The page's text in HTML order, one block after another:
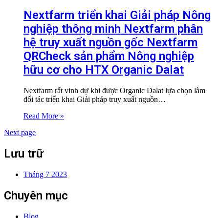
Nextfarm triển khai Giải pháp Nông
nghiệp thông minh Nextfarm phân
hệ truy xuất nguồn gốc Nextfarm
QRCheck sản phẩm Nông nghiệp
hữu cơ cho HTX Organic Dalat
Nextfarm rất vinh dự khi được Organic Dalat lựa chọn làm
đối tác triển khai Giải pháp truy xuất nguồn…
Read More »
Next page
Lưu trữ
Tháng 7 2023
Chuyên mục
Blog